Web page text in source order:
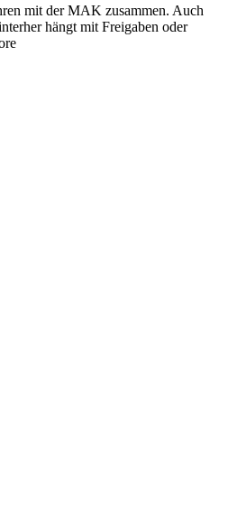
mit der MAK zusammen. Auch
hängt mit Freigaben oder